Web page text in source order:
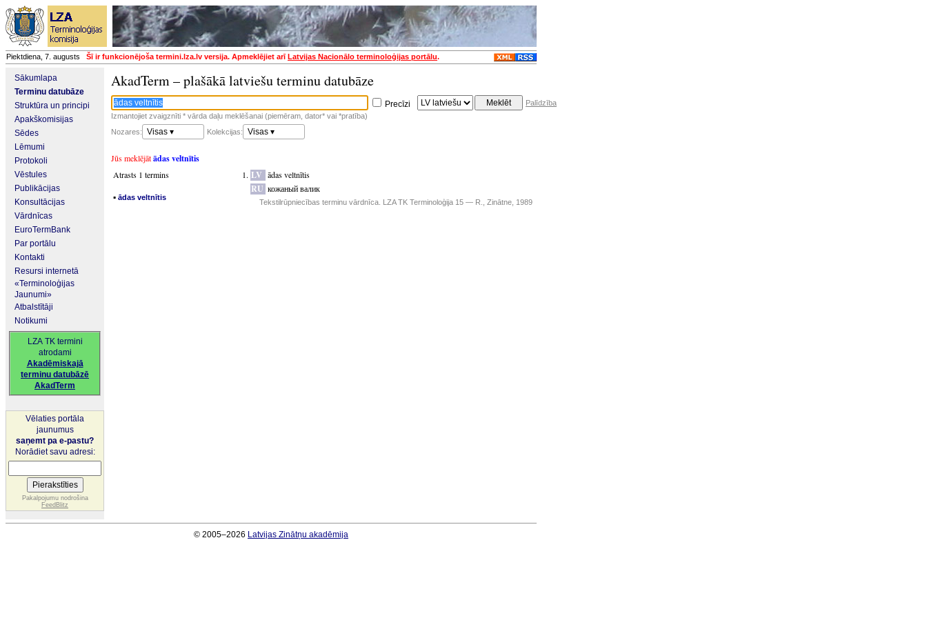
Piektdiena, 7. augusts Šī ir funkcionējoša termini.lza.lv versija. Apmeklējiet arīLatvijas Nacionālo terminoloģijas portālu.
Sākumlapa
Terminu datubāze
Struktūra un principi
Apakškomisijas
Sēdes
Lēmumi
Protokoli
Vēstules
Publikācijas
Konsultācijas
Vārdnīcas
EuroTermBank
Par portālu
Kontakti
Resursi internetā
«Terminoloģijas
Jaunumi»
Atbalstītāji
Notikumi
LZA TK termini
atrodami
Akadēmiskajā
terminu datubāzē
AkadTerm
Vēlaties portāla
jaunumus
saņemt pa e-pastu?
Norādiet savu adresi:
Pakalpojumu nodrošina
FeedBlitz
AkadTerm – plašākā latviešu terminu datubāze
Precīzi
Palīdzība
Izmantojiet zvaigznīti * vārda daļu meklēšanai (piemēram, dator* vai *pratība)
Nozares:
Visas ▾ Kolekcijas: Visas ▾
Jūs meklējātādas veltnītis
Atrasts 1 termins
▪ ādas veltnītis
LV ādas veltnītis
RU кожаный валик
Tekstilrūpniecības terminu vārdnīca. LZA TK Terminoloģija 15 — R., Zinātne, 1989
© 2005–2026 Latvijas Zinātņu akadēmija